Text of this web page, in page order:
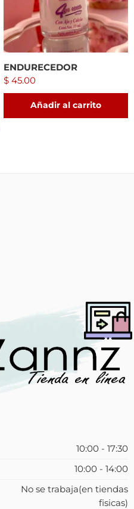
ENDURECEDOR
$ 45.00
Añadir al carrito
10:00 - 17:30
10:00 - 14:00
No se trabaja(en tiendas
fisicas)